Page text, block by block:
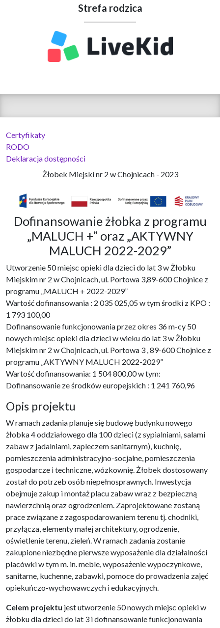
Strefa rodzica
Certyfikaty
RODO
Deklaracja dostępności
Żłobek Miejski nr 2 w Chojnicach - 2023
Dofinansowanie żłobka z programu
„MALUCH +” oraz „AKTYWNY
MALUCH 2022-2029”
Utworzenie 50 miejsc opieki dla dzieci do lat 3 w Żłobku
Miejskim nr 2 w Chojnicach, ul. Portowa 3,89-600 Chojnice z
programu „MALUCH + 2022-2029”
Wartość dofinansowania : 2 035 025,05 w tym środki z KPO :
1 793 100,00
Dofinansowanie funkcjonowania przez okres 36 m-cy 50
nowych miejsc opieki dla dzieci w wieku do lat 3 w Żłobku
Miejskim nr 2 w Chojnicach, ul. Portowa 3 , 89-600 Chojnice z
programu „AKTYWNY MALUCH 2022-2029”
Wartość dofinansowania: 1 504 800,00 w tym:
Dofinansowanie ze środków europejskich : 1 241 760,96
Opis projektu
W ramach zadania planuje się budowę budynku nowego
żłobka 4 oddziałowego dla 100 dzieci (z sypialniami, salami
zabaw z jadalniami, zapleczem sanitarnym), kuchnię,
pomieszczenia administracyjno-socjalne, pomieszczenia
gospodarcze i techniczne, wózkownię. Żłobek dostosowany
został do potrzeb osób niepełnosprawnych. Inwestycja
obejmuje zakup i montaż placu zabaw wraz z bezpieczną
nawierzchnią oraz ogrodzeniem. Zaprojektowane zostaną
prace związane z zagospodarowaniem terenu tj. chodniki,
przyłącza, elementy małej architektury, ogrodzenie,
oświetlenie terenu, zieleń. W ramach zadania zostanie
zakupione niezbędne pierwsze wyposażenie dla działalności
placówki w tym m. in. meble, wyposażenie wypoczynkowe,
sanitarne, kuchenne, zabawki, pomoce do prowadzenia zajęć
opiekuńczo-wychowawczych i edukacyjnych.
Celem projektu jest utworzenie 50 nowych miejsc opieki w
żłobku dla dzieci do lat 3 i dofinansowanie funkcjonowania